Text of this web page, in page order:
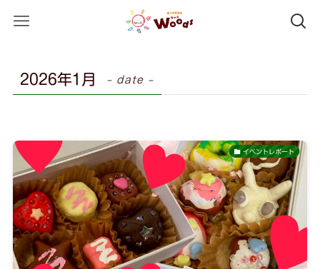
2026年1月 – date –
イベントレポート